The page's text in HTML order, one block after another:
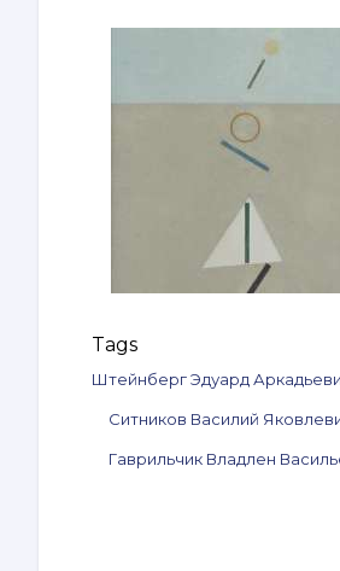
Tags
Штейнберг Эдуард
Ситников Василий
Гаврильчик Владлен